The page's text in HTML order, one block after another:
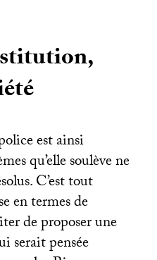
est ainsi
qu’elle soulève ne
C’est tout
en termes de
de proposer une
serait pensée